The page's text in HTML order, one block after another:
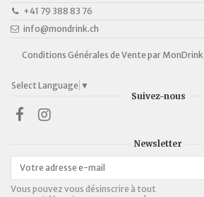
+41 79 388 83 76
info@mondrink.ch
Conditions Générales de Vente par MonDrink
Select Language ▼
Suivez-nous
Newsletter
Vous pouvez vous désinscrire à tout